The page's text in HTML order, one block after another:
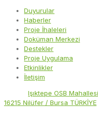
Duyurular
Haberler
Proje İhaleleri
Doküman Merkezi
Destekler
Proje Uygulama
Etkinlikler
İletişim
Işıktepe OSB
16215 Nilüfer / Bursa TÜRKİYE